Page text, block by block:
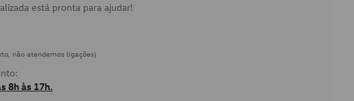
está pronta para ajudar!
não atendemos ligações)
8h às 17h.